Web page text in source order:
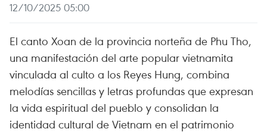
12/10/2025 05:00
El canto Xoan de la provincia norteña de Phu Tho,
una manifestación del arte popular vietnamita
vinculada al culto a los Reyes Hung, combina
melodías sencillas y letras profundas que expresan
la vida espiritual del pueblo y consolidan la
identidad cultural de Vietnam en el patrimonio